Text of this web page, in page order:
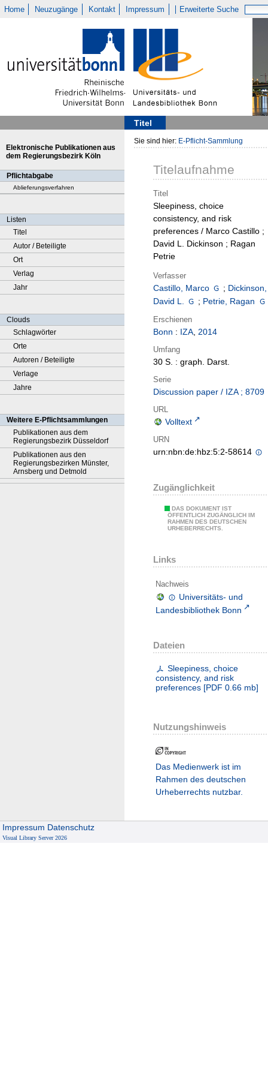
Home Neuzugänge Kontakt Impressum Erweiterte Suche
Titel
Elektronische Publikationen aus
dem Regierungsbezirk Köln
Pflichtabgabe
Ablieferungsverfahren
Listen
Titel
Autor / Beteiligte
Ort
Verlag
Jahr
Clouds
Schlagwörter
Orte
Autoren / Beteiligte
Verlage
Jahre
Weitere E-Pflichtsammlungen
Publikationen aus dem
Regierungsbezirk Düsseldorf
Publikationen aus den
Regierungsbezirken Münster,
Arnsberg und Detmold
Sie sind hier: E-Pflicht-Sammlung
Titelaufnahme
Titel
Sleepiness, choice
consistency, and risk
preferences / Marco Castillo ;
David L. Dickinson ; Ragan
Petrie
Verfasser
Castillo, Marco ; Dickinson,
David L.
; Petrie, Ragan
Erschienen
Bonn : IZA, 2014
Umfang
30 S. : graph. Darst.
Serie
Discussion paper / IZA ; 8709
URL
Volltext
URN
urn:nbn:de:hbz:5:2-58614
Zugänglichkeit
DAS DOKUMENT IST
ÖFFENTLICH ZUGÄNGLICH IM
RAHMEN DES DEUTSCHEN
URHEBERRECHTS.
Links
Nachweis
Universitäts- und
Landesbibliothek Bonn
Dateien
Sleepiness, choice
consistency, and risk
preferences [PDF 0.66 mb]
Nutzungshinweis
Das Medienwerk ist im
Rahmen des deutschen
Urheberrechts nutzbar.
Impressum Datenschutz
Visual Library Server 2026